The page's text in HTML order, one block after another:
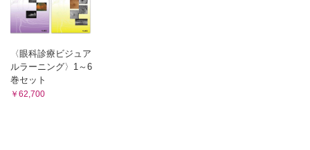
〈眼科診療ビジュア
ルラーニング〉1～6
巻セット
￥62,700